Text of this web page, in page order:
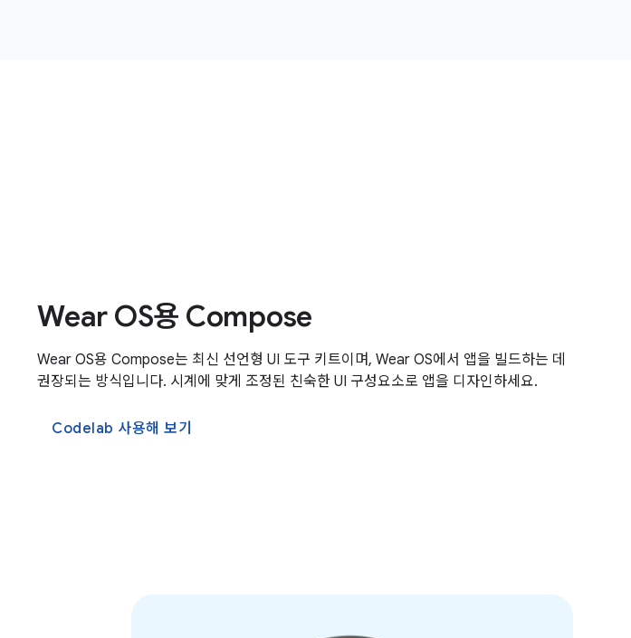
Wear OS용 Compose
Wear OS용 Compose는 최신 선언형 UI 도구 키트이며, Wear OS에서 앱을 빌드하는 데
권장되는 방식입니다. 시계에 맞게 조정된 친숙한 UI 구성요소로 앱을 디자인하세요.
Codelab 사용해 보기